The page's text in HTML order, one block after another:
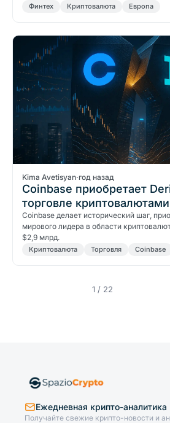
прямо на карту Mastercard.
Финтех Криптовалюта Европа
Kima Avetisyan·год назад
Coinbase приобретает
торговле криптовалютами
Coinbase делает исторический шаг,
мирового лидера в области
$2,9 млрд.
Криптовалюта Торговля Coinbase
1 / 22
Ежедневная крипто-
Получайте свежие крипто-новости и